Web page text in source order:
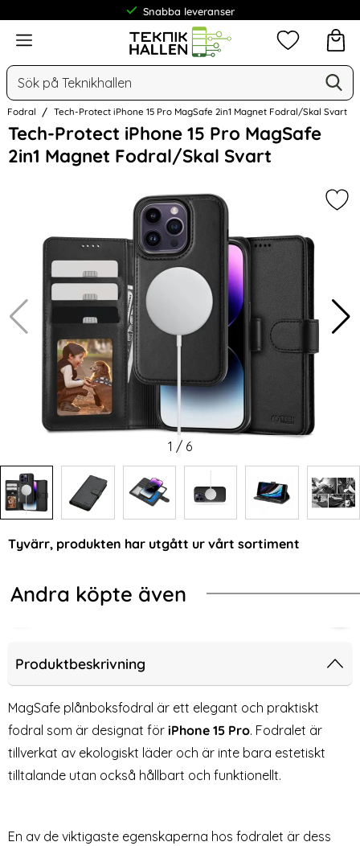
Frakt från 19 kr
Meny
Sök
Mina
Fodral Tech-Protect iPhone 15 Pro MagSafe 2in1 Magnet Fodral/Skal Svart
Tech-Protect iPhone 15 Pro MagSafe
2in1 Magnet Fodral/Skal Svart
Hoppa
över
Bilder
1 / 6
Tyvärr, produkten har utgått ur vårt sortiment
Andra köpte även
MagFlex Cosmic Orange
iPhone 17 Pro Skal MagSafe MagPeak Matt Deep Blue
Tech-Protect iPhone 17 Pro Skal
Produktbeskrivning
MagSafe plånboksfodral är ett elegant och praktiskt
fodral som är designat för iPhone 15 Pro. Fodralet är
tillverkat av ekologiskt läder och är inte bara estetiskt
tilltalande utan också hållbart och funktionellt.
En av de viktigaste egenskaperna hos fodralet är dess